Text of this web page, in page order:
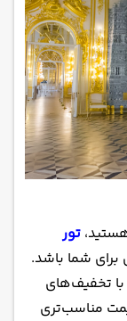
تور
برای شما باشد.
تخفیف‌های
مناسب‌تری